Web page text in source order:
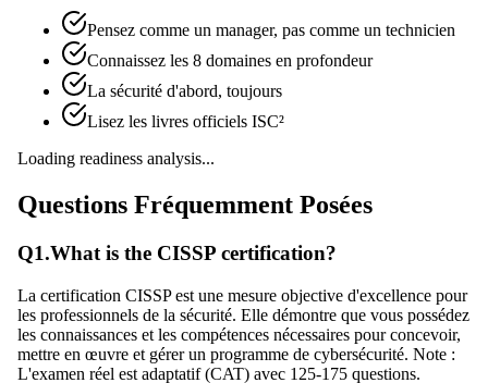
Pensez comme un manager, pas comme un technicien
Connaissez les 8 domaines en profondeur
La sécurité d'abord, toujours
Lisez les livres officiels ISC²
Loading readiness analysis...
Questions Fréquemment Posées
Q1.What is the CISSP certification?
La certification CISSP est une mesure objective d'excellence pour
les professionnels de la sécurité. Elle démontre que vous possédez
les connaissances et les compétences nécessaires pour concevoir,
mettre en œuvre et gérer un programme de cybersécurité. Note :
L'examen réel est adaptatif (CAT) avec 125-175 questions.